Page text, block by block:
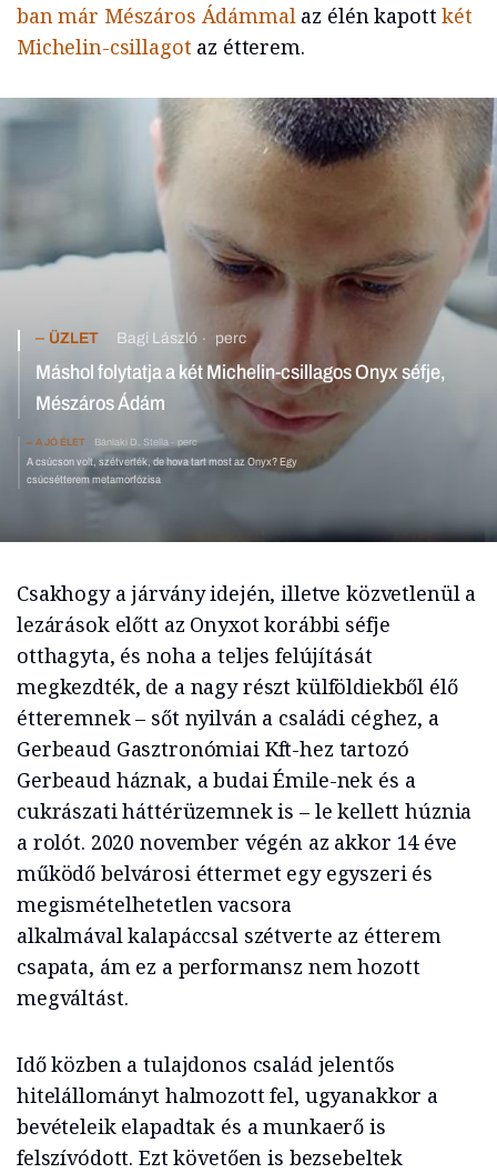
ban már Mészáros Ádámmalaz élén kapottkét
Michelin-csillagotaz étterem.
ÜZLET Bagi László perc
Máshol folytatja a két Michelin-csillagos Onyx séfje,
Mészáros Ádám
A JÓ ÉLET Bánlaki D. Stella perc
A csúcson volt, szétverték, de hova tart most az Onyx? Egy
csúcsétterem metamorfózisa
Csakhogy a járvány idején, illetve közvetlenül a
lezárások előtt az Onyxot korábbi séfje
otthagyta, és noha a teljes felújítását
megkezdték, de a nagy részt külföldiekből élő
étteremnek – sőt nyilván a családi céghez, a
Gerbeaud Gasztronómiai Kft-hez tartozó
Gerbeaud háznak, a budai Émile-nek és a
cukrászati háttérüzemnek is – le kellett húznia
a rolót. 2020 november végén az akkor 14 éve
működő belvárosi éttermet egy egyszeri és
megismételhetetlen vacsora
alkalmával kalapáccsal szétverte az étterem
csapata, ám ez a performansz nem hozott
megváltást.
Idő közben a tulajdonos család jelentős
hitelállományt halmozott fel, ugyanakkor a
bevételeik elapadtak és a munkaerő is
felszívódott. Ezt követően is bezsebeltek